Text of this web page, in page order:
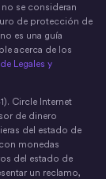
se consideran
de protección de
es una guía
acerca de los
Legales y
Circle Internet
de dinero
del estado de
monedas
del estado de
un reclamo,